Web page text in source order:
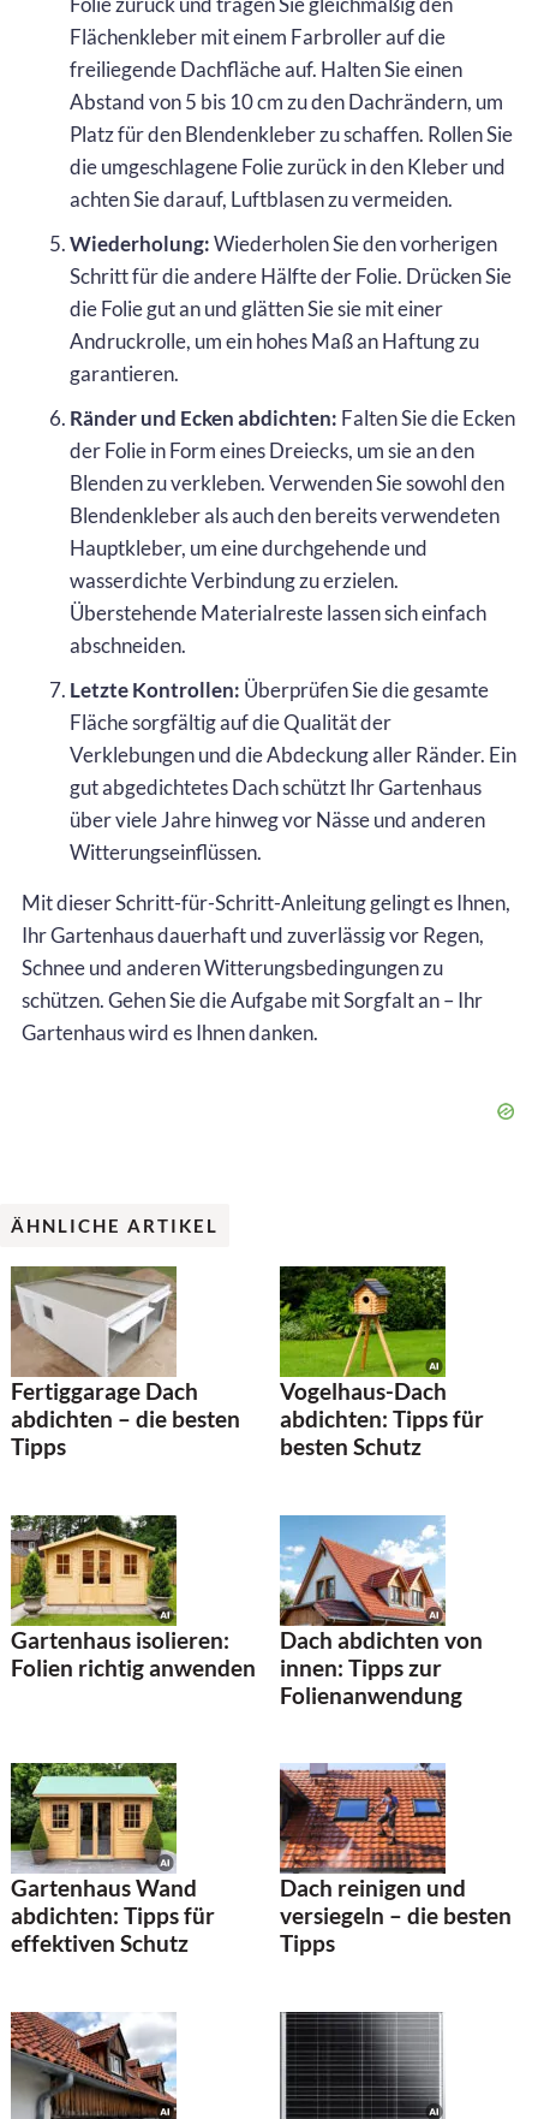
Flächenkleber mit einem Farbroller auf die
freiliegende Dachfläche auf. Halten Sie einen
Abstand von 5 bis 10 cm zu den Dachrändern, um
Platz für den Blendenkleber zu schaffen. Rollen Sie
die umgeschlagene Folie zurück in den Kleber und
achten Sie darauf, Luftblasen zu vermeiden.
Wiederholung:Wiederholen Sie den vorherigen
Schritt für die andere Hälfte der Folie. Drücken Sie
die Folie gut an und glätten Sie sie mit einer
Andruckrolle, um ein hohes Maß an Haftung zu
garantieren.
Ränder und Ecken abdichten: Falten Sie die Ecken
der Folie in Form eines Dreiecks, um sie an den
Blenden zu verkleben. Verwenden Sie sowohl den
Blendenkleber als auch den bereits verwendeten
Hauptkleber, um eine durchgehende und
wasserdichte Verbindung zu erzielen.
Überstehende Materialreste lassen sich einfach
abschneiden.
Letzte Kontrollen: Überprüfen Sie die gesamte
Fläche sorgfältig auf die Qualität der
Verklebungen und die Abdeckung aller Ränder. Ein
gut abgedichtetes Dach schützt Ihr Gartenhaus
über viele Jahre hinweg vor Nässe und anderen
Witterungseinflüssen.
Mit dieser Schritt-für-Schritt-Anleitung gelingt es Ihnen,
Ihr Gartenhaus dauerhaft und zuverlässig vor Regen,
Schnee und anderen Witterungsbedingungen zu
schützen. Gehen Sie die Aufgabe mit Sorgfalt an – Ihr
Gartenhaus wird es Ihnen danken.
ÄHNLICHE ARTIKEL
Fertiggarage Dach
abdichten – die besten
Tipps
Vogelhaus-Dach
abdichten: Tipps für
besten Schutz
Gartenhaus isolieren:
Folien richtig anwenden
Dach abdichten von
innen: Tipps zur
Folienanwendung
Gartenhaus Wand
abdichten: Tipps für
effektiven Schutz
Dach reinigen und
versiegeln – die besten
Tipps